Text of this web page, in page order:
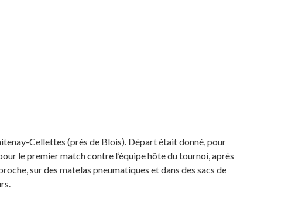
Cellettes (près de Blois). Départ était donné, pour
le premier match contre l’équipe hôte du tournoi, après
sur des matelas pneumatiques et dans des sacs de